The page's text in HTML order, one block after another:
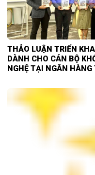
THẢO LUẬN TRIỂN
DÀNH CHO CÁN BỘ
NGHỆ TẠI NGÂN